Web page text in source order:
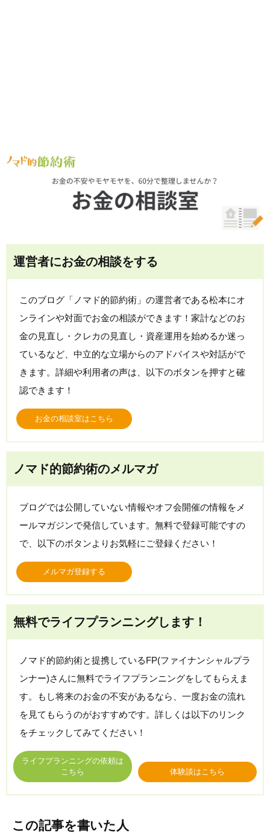
運営者にお金の相談をする
このブログ「ノマド的節約術」の運営者である松本にオ
ンラインや対面でお金の相談ができます！家計などのお
金の見直し・クレカの見直し・資産運用を始めるか迷っ
ているなど、中立的な立場からのアドバイスや対話がで
きます。詳細や利用者の声は、以下のボタンを押すと確
認できます！
お金の相談室はこちら
ノマド的節約術のメルマガ
ブログでは公開していない情報やオフ会開催の情報をメ
ールマガジンで発信しています。無料で登録可能ですの
で、以下のボタンよりお気軽にご登録ください！
メルマガ登録する
無料でライフプランニングします！
ノマド的節約術と提携しているFP(ファイナンシャルプラ
ンナー)さんに無料でライフプランニングをしてもらえま
す。もし将来のお金の不安があるなら、一度お金の流れ
を見てもらうのがおすすめです。詳しくは以下のリンク
をチェックしてみてください！
ライフプランニングの依頼は
こちら
体験談はこちら
この記事を書いた人